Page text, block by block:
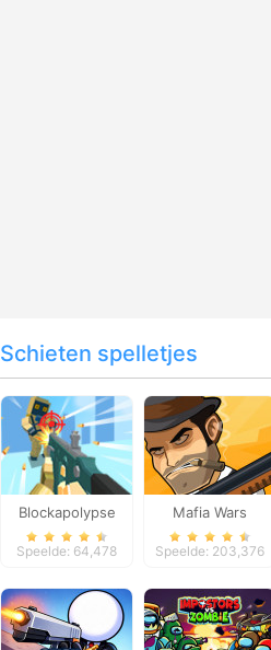
Schieten spelletjes
Blockapolypse
Zombie Shooter
Speelde: 64,478
Mafia Wars
Speelde: 203,376